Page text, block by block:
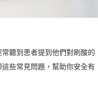
聽到患者提到他們對刷酸的
些常見問題，幫助你安全有